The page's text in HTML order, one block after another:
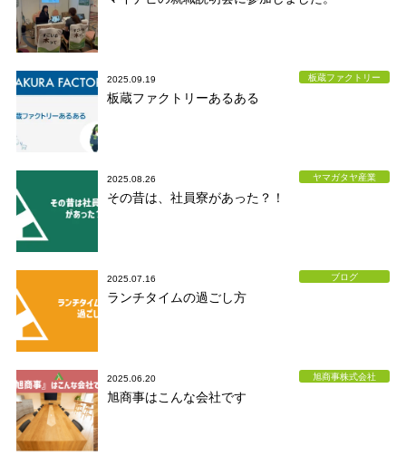
2025.09.19 板蔵ファクトリー
板蔵ファクトリーあるある
2025.08.26 ヤマガタヤ産業
その昔は、社員寮があった？！
2025.07.16 ブログ
ランチタイムの過ごし方
2025.06.20 旭商事株式会社
旭商事はこんな会社です